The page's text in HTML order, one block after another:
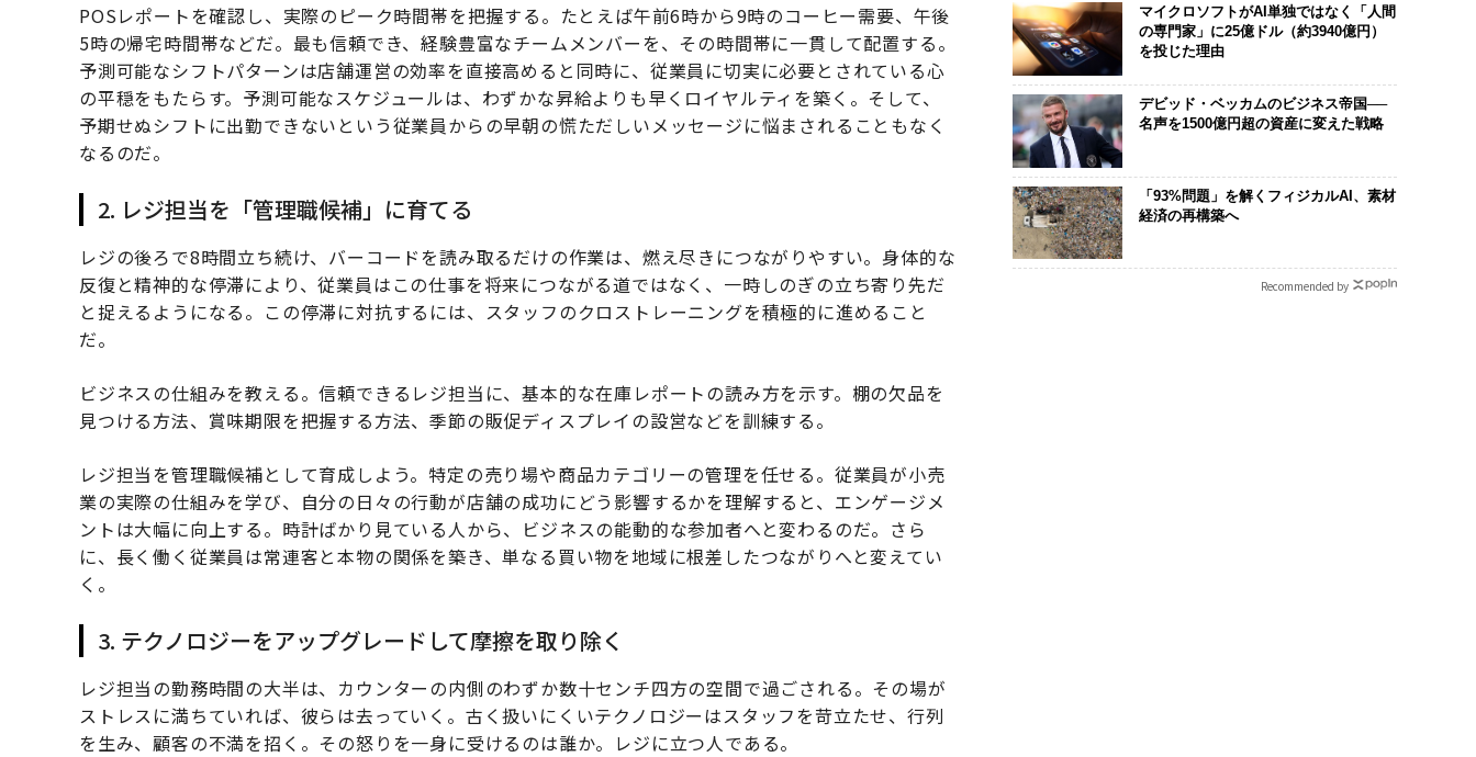
POSレポートを確認し、実際のピーク時間帯を把握する。たとえば午前6時から9時のコーヒー需要、午後
5時の帰宅時間帯などだ。最も信頼でき、経験豊富なチームメンバーを、その時間帯に一貫して配置する。
予測可能なシフトパターンは店舗運営の効率を直接高めると同時に、従業員に切実に必要とされている心
の平穏をもたらす。予測可能なスケジュールは、わずかな昇給よりも早くロイヤルティを築く。そして、
予期せぬシフトに出勤できないという従業員からの早朝の慌ただしいメッセージに悩まされることもなく
なるのだ。
2. レジ担当を「管理職候補」に育てる
レジの後ろで8時間立ち続け、バーコードを読み取るだけの作業は、燃え尽きにつながりやすい。身体的な
反復と精神的な停滞により、従業員はこの仕事を将来につながる道ではなく、一時しのぎの立ち寄り先だ
と捉えるようになる。この停滞に対抗するには、スタッフのクロストレーニングを積極的に進めること
だ。
ビジネスの仕組みを教える。信頼できるレジ担当に、基本的な在庫レポートの読み方を示す。棚の欠品を
見つける方法、賞味期限を把握する方法、季節の販促ディスプレイの設営などを訓練する。
レジ担当を管理職候補として育成しよう。特定の売り場や商品カテゴリーの管理を任せる。従業員が小売
業の実際の仕組みを学び、自分の日々の行動が店舗の成功にどう影響するかを理解すると、エンゲージメ
ントは大幅に向上する。時計ばかり見ている人から、ビジネスの能動的な参加者へと変わるのだ。さら
に、長く働く従業員は常連客と本物の関係を築き、単なる買い物を地域に根差したつながりへと変えてい
く。
3. テクノロジーをアップグレードして摩擦を取り除く
レジ担当の勤務時間の大半は、カウンターの内側のわずか数十センチ四方の空間で過ごされる。その場が
ストレスに満ちていれば、彼らは去っていく。古く扱いにくいテクノロジーはスタッフを苛立たせ、行列
を生み、顧客の不満を招く。その怒りを一身に受けるのは誰か。レジに立つ人である。
マイクロソフトがAI単独ではなく「人間
の専門家」に25億ドル（約3940億円）
を投じた理由
デビッド・ベッカムのビジネス帝国──
名声を1500億円超の資産に変えた戦略
「93%問題」を解くフィジカルAI、素材
経済の再構築へ
Recommended by